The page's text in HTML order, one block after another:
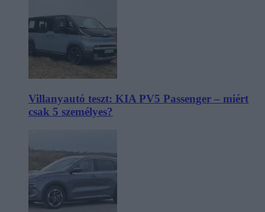
Villanyautó teszt: KIA PV5 Passenger – miért
csak 5 személyes?